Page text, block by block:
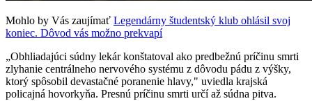
Mohlo by Vás zaujímať Legendárny študentský klub ohlásil svoj
koniec. Dôvod vás možno prekvapí
„Obhliadajúci súdny lekár konštatoval ako predbežnú príčinu smrti
zlyhanie centrálneho nervového systému z dôvodu pádu z výšky,
ktorý spôsobil devastačné poranenie hlavy," uviedla krajská
policajná hovorkyňa. Presnú príčinu smrti určí až súdna pitva.